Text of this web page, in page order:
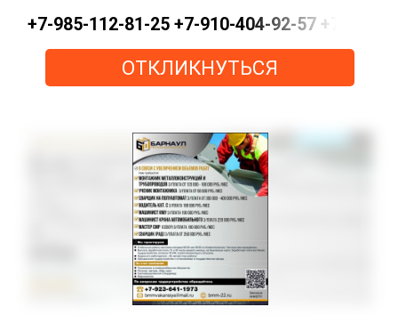
+7-985-112-81-25 +7-910-404-92-57 +7-915-
ОТКЛИКНУТЬСЯ